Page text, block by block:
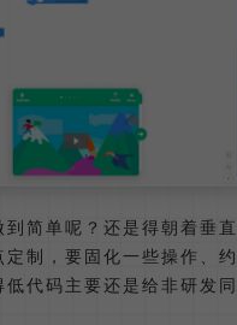
到简单呢？还是得朝着垂
定制，要固化一些操作、
低代码主要还是给非研发